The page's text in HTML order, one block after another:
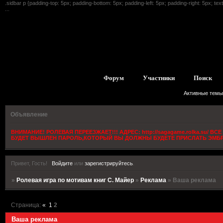
.sidbar p {padding-top: 5px; padding-bottom: 5px; padding-left: 5px; padding-right: 5px;
Форум Участники Поиск
Активные темы
Объявление
ВНИМАНИЕ! РОЛЕВАЯ ПЕРЕЕЗЖАЕТ!!! АДРЕС: http://sagagame.rolka.su/
БУДЕТ ВЫШЛЕН ПАРОЛЬ,КОТОРЫЙ ВЫ ДОЛЖНЫ БУДЕТЕ ПРИСЛАТЬ
Привет, Гость! Войдитеили зарегистрируйтесь.
»Ролевая игра по мотивам книг С. Майер »Реклама » Ваша реклама
Ваша реклама
Страница:« 1 2